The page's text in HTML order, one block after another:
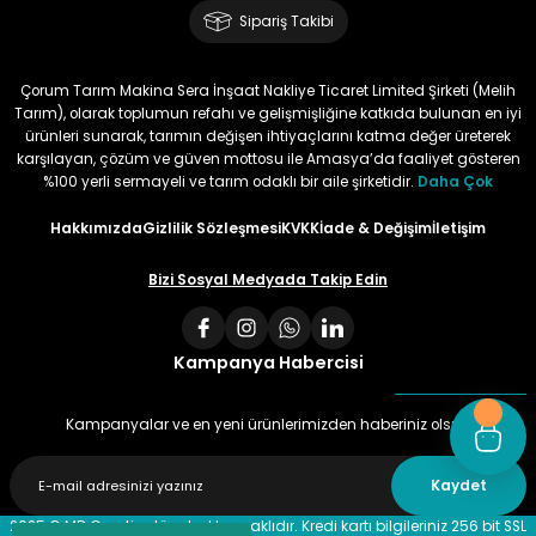
anda süs yoncasıyla ektim.
Bunun akibeti 2024 yazına belli
olacak
S... Ö... | 23/01/2024
Sipariş Takibi
Çorum Tarım Makina Sera İnşaat Nakliye Ticaret Limited Şirketi (Melih
Tarım), olarak toplumun refahı ve gelişmişliğine katkıda bulunan en iyi
ürünleri sunarak, tarımın değişen ihtiyaçlarını katma değer üreterek
karşılayan, çözüm ve güven mottosu ile Amasya’da faaliyet gösteren
%100 yerli sermayeli ve tarım odaklı bir aile şirketidir. Daha Çok
HakkımızdaGizlilik SözleşmesiKVKKİade & Değişimİletişim
Bizi Sosyal Medyada Takip Edin
Kampanya Habercisi
Kampanyalar ve en yeni ürünlerimizden haberiniz olsun
Kaydet
2025 © MD Creative tüm hakları saklıdır. Kredi kartı bilgileriniz 256 bit SSL